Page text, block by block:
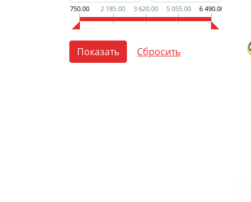
750.00 2 185.00 3 620.00 5 055.00 6 490.00